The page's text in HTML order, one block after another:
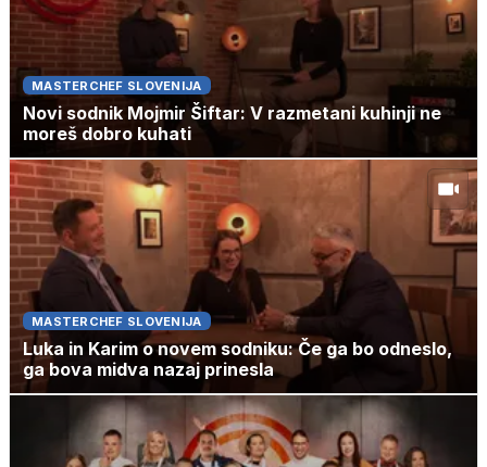
MASTERCHEF SLOVENIJA
Novi sodnik Mojmir Šiftar: V razmetani kuhinji ne
moreš dobro kuhati
MASTERCHEF SLOVENIJA
Luka in Karim o novem sodniku: Če ga bo odneslo,
ga bova midva nazaj prinesla